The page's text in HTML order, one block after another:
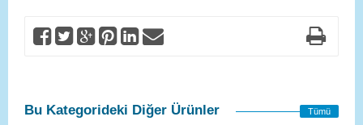
Tümü
Bu Kategorideki Diğer Ürünler